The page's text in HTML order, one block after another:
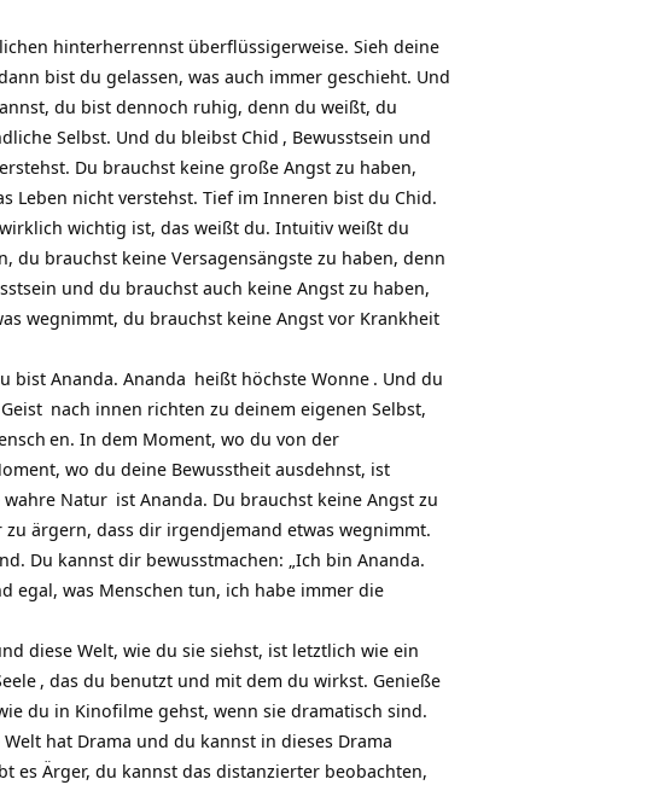
hinterherrennst überflüssigerweise. Sieh deine
bist du gelassen, was auch immer geschieht. Und
du bist dennoch ruhig, denn du weißt, du
Selbst. Und du bleibst Chid , Bewusstsein und
Du brauchst keine große Angst zu haben,
Leben nicht verstehst. Tief im Inneren bist du Chid.
wichtig ist, das weißt du. Intuitiv weißt du
du brauchst keine Versagensängste zu haben, denn
und du brauchst auch keine Angst zu haben,
wegnimmt, du brauchst keine Angst vor Krankheit
bist Ananda. Ananda heißt höchste Wonne . Und du
Geist nach innen richten zu deinem eigenen Selbst,
en. In dem Moment, wo du von der
wo du deine Bewusstheit ausdehnst, ist
wahre Natur ist Ananda. Du brauchst keine Angst zu
ärgern, dass dir irgendjemand etwas wegnimmt.
Du kannst dir bewusstmachen: „Ich bin Ananda.
egal, was Menschen tun, ich habe immer die
diese Welt, wie du sie siehst, ist letztlich wie ein
, das du benutzt und mit dem du wirkst. Genieße
du in Kinofilme gehst, wenn sie dramatisch sind.
hat Drama und du kannst in dieses Drama
es Ärger, du kannst das distanzierter beobachten,